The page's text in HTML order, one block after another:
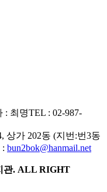
: 최명TEL : 02-987-
상가 202동 (지번:번3동
: bun2bok@hanmail.net
관. ALL RIGHT